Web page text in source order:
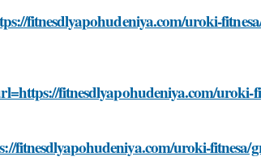
fitnesdlyapohudeniya.com/uroki-
fitnesdlyapohudeniya.com/uroki-
fitnesdlyapohudeniya.com/uroki-